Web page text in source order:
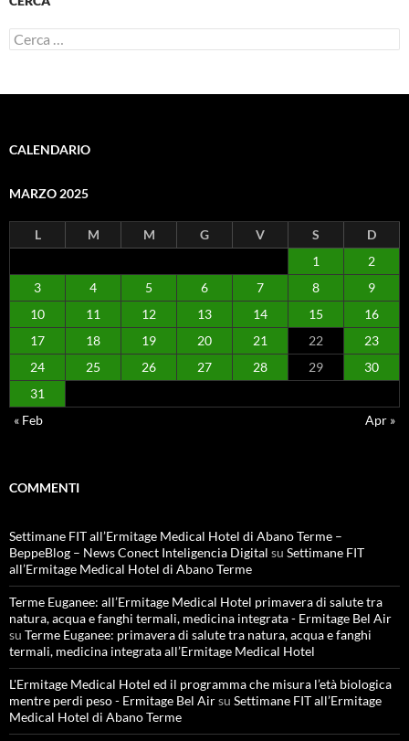
Ricerca
per:
CALENDARIO
MARZO 2025
L M M G V S
D
1
2
3
4 5 6 7 8
9
10
11 12 13 14 15
16
17
18 19 20 21 22
23
24
25 26 27 28 29
30
31
« Feb
Apr »
COMMENTI
Settimane FIT all’Ermitage Medical Hotel di Abano Terme –
BeppeBlog – News Conect Inteligencia Digital su Settimane FIT
all’Ermitage Medical Hotel di Abano Terme
Terme Euganee: all’Ermitage Medical Hotel primavera di salute tra
natura, acqua e fanghi termali, medicina integrata - Ermitage Bel Air
su Terme Euganee: primavera di salute tra natura, acqua e fanghi
termali, medicina integrata all’Ermitage Medical Hotel
L'Ermitage Medical Hotel ed il programma che misura l’età biologica
mentre perdi peso - Ermitage Bel Airsu Settimane FIT all’Ermitage
Medical Hotel di Abano Terme